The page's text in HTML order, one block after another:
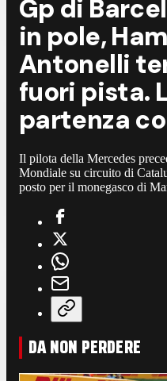
Gp di
in pole,
Antonelli
fuori pista.
partenza
Il pilota della Mercedes
Mondiale su circuito di
posto per il monegasco di
DA NON PERDERE